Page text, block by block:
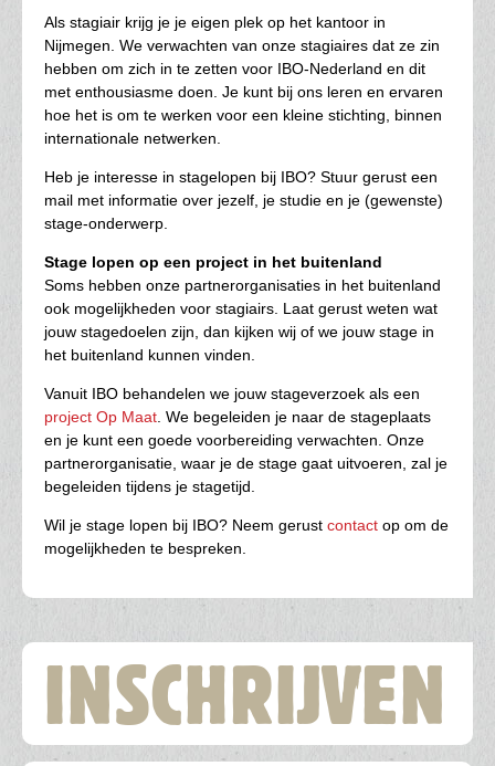
Als stagiair krijg je je eigen plek op het kantoor in
Nijmegen. We verwachten van onze stagiaires dat ze zin
hebben om zich in te zetten voor IBO-Nederland en dit
met enthousiasme doen. Je kunt bij ons leren en ervaren
hoe het is om te werken voor een kleine stichting, binnen
internationale netwerken.
Heb je interesse in stagelopen bij IBO? Stuur gerust een
mail met informatie over jezelf, je studie en je (gewenste)
stage-onderwerp.
Stage lopen op een project in het buitenland
Soms hebben onze partnerorganisaties in het buitenland
ook mogelijkheden voor stagiairs. Laat gerust weten wat
jouw stagedoelen zijn, dan kijken wij of we jouw stage in
het buitenland kunnen vinden.
Vanuit IBO behandelen we jouw stageverzoek als een
project Op Maat . We begeleiden je naar de stageplaats
en je kunt een goede voorbereiding verwachten. Onze
partnerorganisatie, waar je de stage gaat uitvoeren, zal je
begeleiden tijdens je stagetijd.
Wil je stage lopen bij IBO? Neem gerust contact op om de
mogelijkheden te bespreken.
Hoofdnavigatie
INSCHRIJVEN